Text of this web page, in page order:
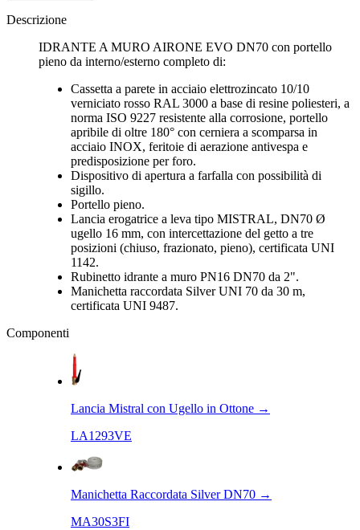
Descrizione
IDRANTE A MURO AIRONE EVO DN70 con portello
pieno da interno/esterno completo di:
Cassetta a parete in acciaio elettrozincato 10/10
verniciato rosso RAL 3000 a base di resine poliesteri, a
norma ISO 9227 resistente alla corrosione, portello
apribile di oltre 180° con cerniera a scomparsa in
acciaio INOX, feritoie di aerazione antivespa e
predisposizione per foro.
Dispositivo di apertura a farfalla con possibilità di
sigillo.
Portello pieno.
Lancia erogatrice a leva tipo MISTRAL, DN70 Ø
ugello 16 mm, con intercettazione del getto a tre
posizioni (chiuso, frazionato, pieno), certificata UNI
1142.
Rubinetto idrante a muro PN16 DN70 da 2".
Manichetta raccordata Silver UNI 70 da 30 m,
certificata UNI 9487.
Componenti
Lancia Mistral con Ugello in Ottone →
LA1293VE
Manichetta Raccordata Silver DN70 →
MA30S3FI